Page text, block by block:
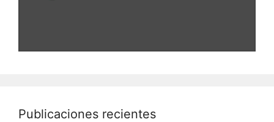
Publicaciones recientes